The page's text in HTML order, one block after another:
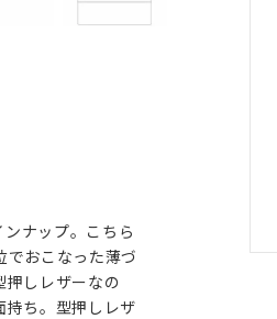
ナップ。こちら
でおこなった薄づ
押しレザーなの
持ち。型押しレザ